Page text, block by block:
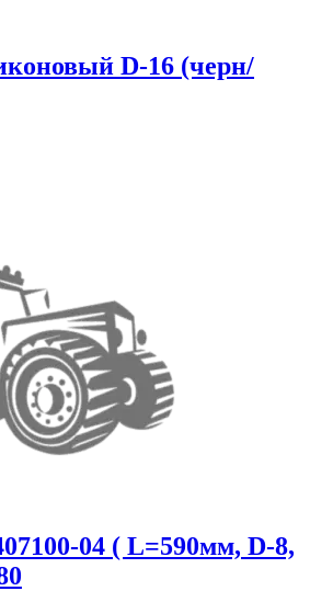
D-16 (черн/
04 ( L=590мм, D-8,